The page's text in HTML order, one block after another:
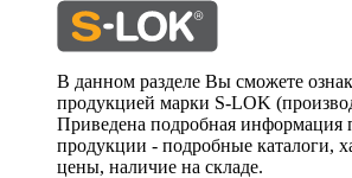
В данном разделе Вы сможете
продукцией марки S-LOK
Приведена подробная информация
продукции - подробные каталоги,
цены, наличие на складе.